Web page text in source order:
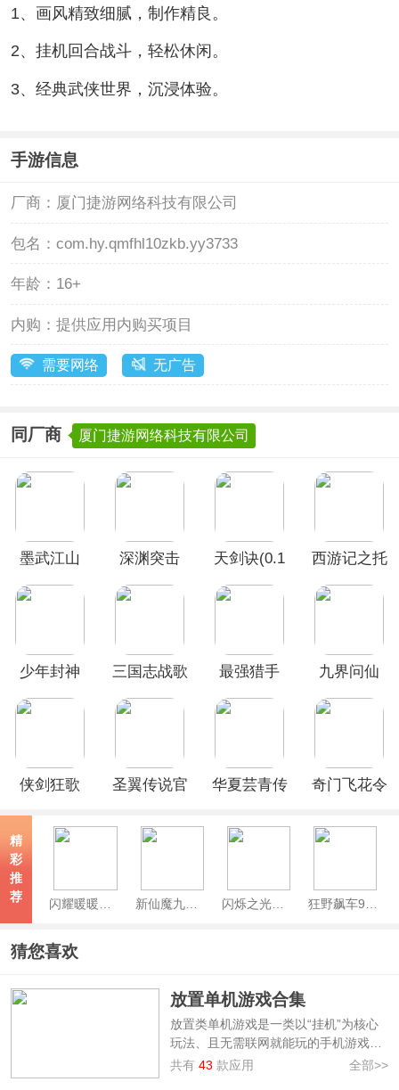
1、画风精致细腻，制作精良。
2、挂机回合战斗，轻松休闲。
3、经典武侠世界，沉浸体验。
手游信息
厂商： 厦门捷游网络科技有限公司
包名： com.hy.qmfhl10zkb.yy3733
年龄： 16+
内购： 提供应用内购买项目
需要网络 无广告
同厂商 厦门捷游网络科技有限公司
墨武江山 深渊突击
天剑诀(0.1
西游记之托
(0.05双倍
少年封神
属联动版)
三国志战歌
日2K三国
最强猎手
金翻倍买
九界问仙
元真充)
侠剑狂歌
千元代金
券)
圣翼传说官
华夏芸青传
送1296代
金)
奇门飞花令
千充版)
精
彩
推
荐
新仙魔九界波克官方正版
猜您喜欢
放置单机游戏合集
放置类单机游戏是一类以“挂机”为核心
玩法、且无需联网就能玩的手机游戏，
在这里玩家只需进行少量操作，系统会
共有43 款应用 全部>>